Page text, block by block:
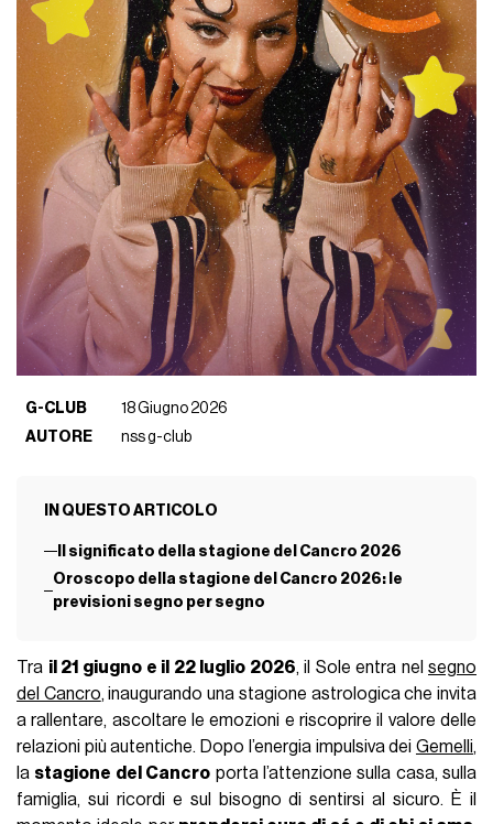
G-CLUB
18 Giugno 2026
AUTORE
nss g-club
IN QUESTO ARTICOLO
Il significato della stagione del Cancro 2026
Oroscopo della stagione del Cancro 2026: le
previsioni segno per segno
Tra il 21 giugno e il 22 luglio 2026, il Sole entra nel segno
del Cancro, inaugurando una stagione astrologica che invita
a rallentare, ascoltare le emozioni e riscoprire il valore delle
relazioni più autentiche. Dopo l’energia impulsiva dei Gemelli,
la stagione del Cancro porta l’attenzione sulla casa, sulla
famiglia, sui ricordi e sul bisogno di sentirsi al sicuro. È il